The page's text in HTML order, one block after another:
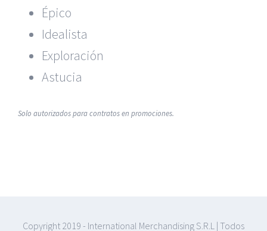
Épico
Idealista
Exploración
Astucia
Solo autorizados para contratos en promociones.
Copyright 2019 - International Merchandising S.R.L | Todos